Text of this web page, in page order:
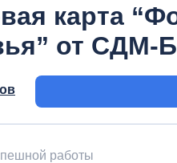
карта
от СДМ-
работы